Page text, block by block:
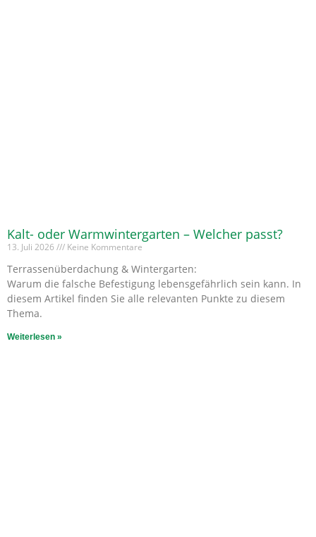
Kalt- oder Warmwintergarten – Welcher passt?
13. Juli 2026 Keine Kommentare
Terrassenüberdachung & Wintergarten:
Warum die falsche Befestigung lebensgefährlich sein kann. In
diesem Artikel finden Sie alle relevanten Punkte zu diesem
Thema.
Weiterlesen »